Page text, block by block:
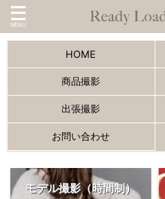
HOME
商品撮影
出張撮影
お問い合わせ
モデル撮影（時間制）